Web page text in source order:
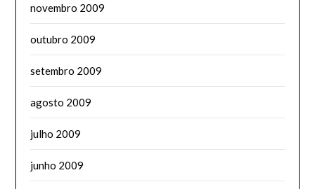
novembro 2009
outubro 2009
setembro 2009
agosto 2009
julho 2009
junho 2009